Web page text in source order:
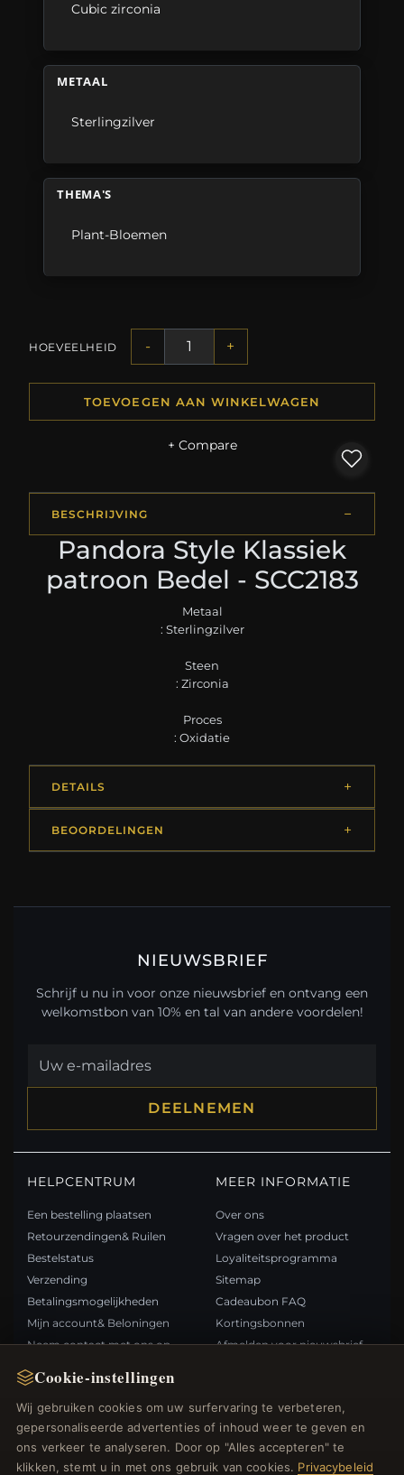
Cookie-instellingen
Wij gebruiken cookies om uw surfervaring te verbeteren,
gepersonaliseerde advertenties of inhoud weer te geven en
ons verkeer te analyseren. Door op "Alles accepteren" te
klikken, stemt u in met ons gebruik van cookies. Privacybeleid
Cubic zirconia
METAAL
Sterlingzilver
THEMA'S
Plant-Bloemen
HOEVEELHEID - +
TOEVOEGEN AAN WINKELWAGEN
+ Compare
BESCHRIJVING
Pandora Style Klassiek
patroon Bedel - SCC2183
Metaal
: Sterlingzilver
Steen
: Zirconia
Proces
: Oxidatie
DETAILS
BEOORDELINGEN
NIEUWSBRIEF
Schrijf u nu in voor onze nieuwsbrief en ontvang een
welkomstbon van 10% en tal van andere voordelen!
DEELNEMEN
HELPCENTRUM
Een bestelling plaatsen
Retourzendingen& Ruilen
Bestelstatus
Verzending
Betalingsmogelijkheden
Mijn account& Beloningen
Neem contact met ons op
MEER INFORMATIE
Over ons
Vragen over het product
Loyaliteitsprogramma
Sitemap
Cadeaubon FAQ
Kortingsbonnen
Afmelden voor nieuwsbrief
Nieuwe producten
Specials
BETAALMETHODEN